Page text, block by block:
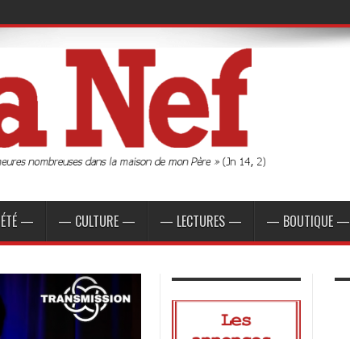
— — CULTURE — — LECTURES — — BOUTIQUE —